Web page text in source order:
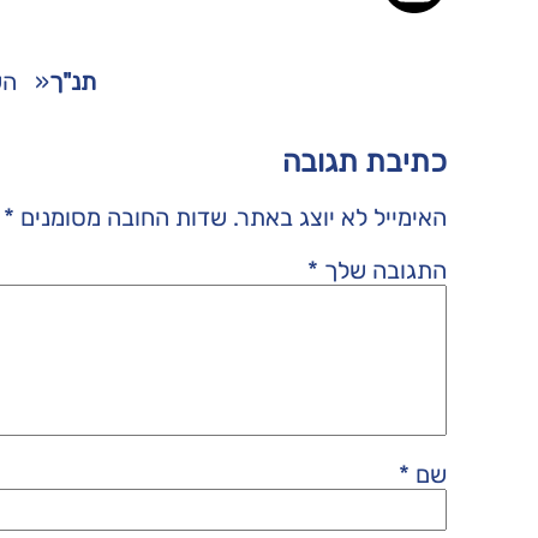
תנ"ך«
כתיבת תגובה
האימייל לא יוצג באתר. שדות החובה מסומנים *
התגובה שלך *
שם *